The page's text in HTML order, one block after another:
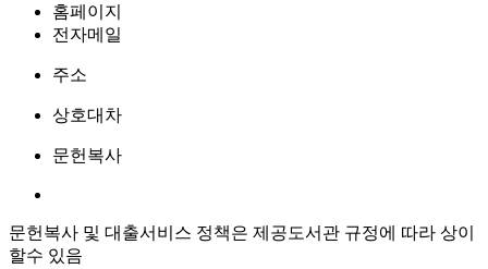
홈페이지
전자메일
주소
상호대차
문헌복사
문헌복사 및 대출서비스 정책은 제공도서관 규정에 따라 상이
할수 있음